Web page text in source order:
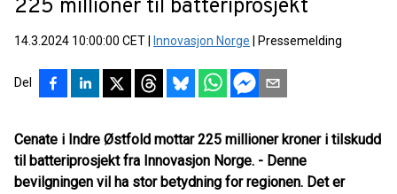
225 millioner til batteriprosjekt
14.3.2024 10:00:00 CET Innovasjon Norge Pressemelding
Del
Cenate i Indre Østfold mottar 225 millioner kroner i tilskudd
til batteriprosjekt fra Innovasjon Norge. - Denne
bevilgningen vil ha stor betydning for regionen. Det er